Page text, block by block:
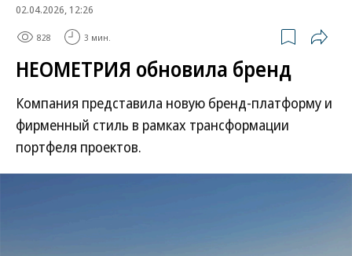
02.04.2026, 12:26
828 3 мин.
НЕОМЕТРИЯ обновила бренд
Компания представила новую бренд-платформу и
фирменный стиль в рамках трансформации
портфеля проектов.